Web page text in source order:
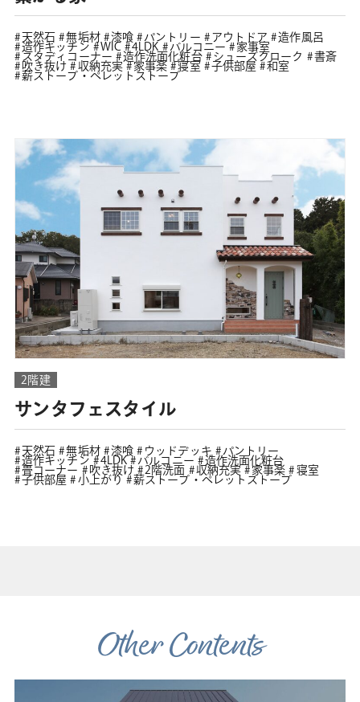
天然石 無垢材 漆喰 パントリー アウトドア
造作風呂
造作キッチン
WIC 4LDK バルコニー
家事室
スタディコーナー
造作洗面化粧台 シューズクローク
書斎
吹き抜け
収納充実 家事楽 寝室 子供部屋
和室
薪ストーブ・ペレットストーブ
2階建
サンタフェスタイル
天然石 無垢材 漆喰 ウッドデッキ
パントリー
造作キッチン
4LDK バルコニー
造作洗面化粧台
畳コーナー
吹き抜け 2階洗面 収納充実 家事楽
寝室
子供部屋
小上がり 薪ストーブ・ペレットストーブ
Other Contents